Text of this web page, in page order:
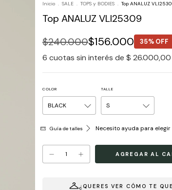
Inicio . SALE . TOPS y BODIES . Top ANALUZ
Top ANALUZ VLI25309
$240.000$156.000 35% OFF
6 cuotas sin interés de $ 26.000,00
COLOR TALLE
Guía de talles Necesito ayuda para
¿QUERES VER CÓMO TE